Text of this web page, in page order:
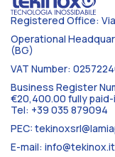
Registered Office:
Operational
(BG)
VAT Number:
Business Register
€20,400.00 fully paid-
Tel: +39 035 879094
PEC:
E-mail: info@tekinox.it